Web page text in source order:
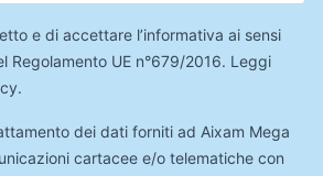
e di accettare l’informativa ai sensi
Regolamento UE n°679/2016. Leggi
.
dei dati forniti ad Aixam Mega
cartacee e/o telematiche con